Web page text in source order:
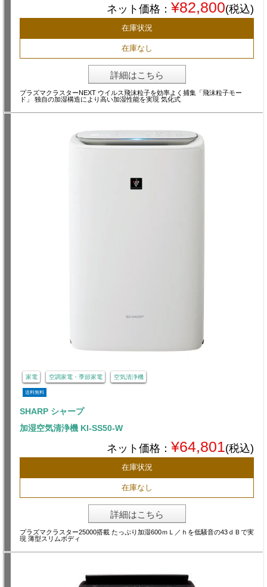
ネット価格： ¥82,800(税込)
在庫状況
在庫なし
詳細はこちら
プラズマクラスターNEXT ウイルス飛沫粒子を効率よく捕集「飛沫粒子モー
ド」 独自の加湿構造により高い加湿性能を実現 気化式
家電 空調家電・季節家電 空気清浄機
送料無料
SHARP シャープ
加湿空気清浄機 KI-SS50-W
ネット価格： ¥64,801(税込)
在庫状況
在庫なし
詳細はこちら
プラズマクラスター25000搭載 たっぷり加湿600ｍＬ／ｈを低騒音の43ｄＢで実
現 薄型スリムボディ